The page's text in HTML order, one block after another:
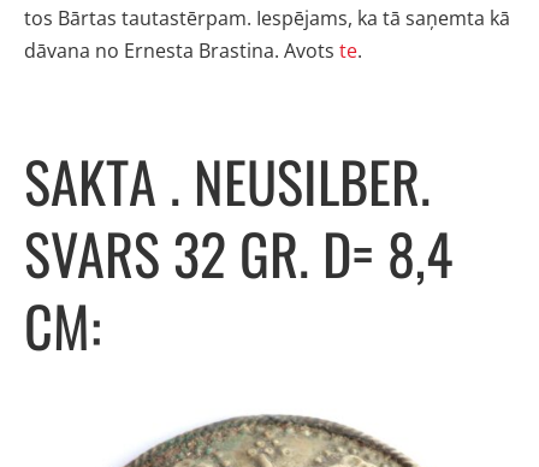
tos Bārtas tautastērpam. Iespējams, ka tā saņemta kā
dāvana no Ernesta Brastina. Avots te.
SAKTA . NEUSILBER.
SVARS 32 GR. D= 8,4
CM: